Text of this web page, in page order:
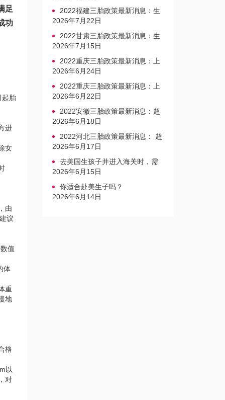
足
功
起胎
进
女
由
议
值
体
重
地
格
以
对
2022福建三胎政策最新消息：生
育奖励发放迎新标准
2026年7月22日
2022甘肃三胎政策最新消息：生
育产假不享受带薪福利
2026年7月15日
2022重庆三胎政策最新消息：上
户口、办准生证指南
2026年6月24日
2022重庆三胎政策最新消息：上
户口、办准生证指南
2026年6月22日
2022安徽三胎政策最新消息：超
生家庭罚款标准更新
2026年6月18日
2022河北三胎政策最新消息： 超
生三孩不再缴纳社会抚养费
2026年6月17日
去美国生孩子并进入海关时，需
要注意的事项是什么？
2026年6月15日
你适合赴美生子吗？
2026年6月14日